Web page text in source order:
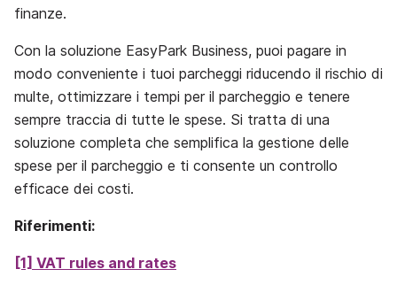
finanze.
Con la soluzione EasyPark Business, puoi pagare in
modo conveniente i tuoi parcheggi riducendo il rischio di
multe, ottimizzare i tempi per il parcheggio e tenere
sempre traccia di tutte le spese. Si tratta di una
soluzione completa che semplifica la gestione delle
spese per il parcheggio e ti consente un controllo
efficace dei costi.
Riferimenti:
[1] VAT rules and rates